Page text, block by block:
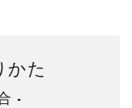
かた
-